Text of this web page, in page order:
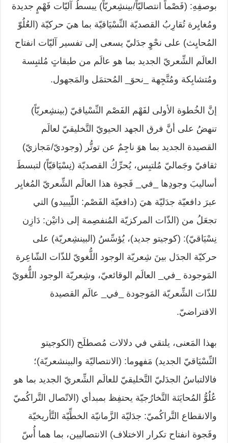
بوصفِهِ: (فَصْماً انتصاليّاً/بينشِعريّاً) يبسطُ آليّات فَهْمٍ جديدة
ومُغايِرة تُقارِبُ القصديّة النِّسْيَاقيّة بما هيَ حركيّة (العُلُوّ
المُحايِث) على نحْوٍ جدَليّ يسعى إلى تفسير آليّات انفتاح
العالَم الشِّعريّ الجديد بما هو عالَم من طبقاتٍ مُلتبِسة
ومُتشابِكة ومُتَّجِهة _نحوَ_ المُحتمَل والمَجهول.
إنَّ الخُطوة الأولى لفَهْم الفَصْم النِّسْياقيّ (بينشِعريّاً)
تنهضُ على أنَّ فرق الجهد الحيويّ التَّخليقيّ لعالَم
القصيدة الجديد بما هوَ ناجِمٌ عن توتُّر (وجوديّ/مَجازيّ)
ثقافيّ وجَماليّ مُلتبِس، يُحرِّكُ القصديّة (نِسْيَاقيّاً) لتبسطَ
أساليبَ وجودِها _في_ فَجوة هذا العالَم الشِّعريّ المُغايِر
عبرَ دافعيّة جدَليّة هيَ (دافعيّة الفَصْم: اللّيبيدو) التي
تجعَلُ من (الذّات المركزيّة المُنفصِمة إلى ذاتيْن: دَازِن
نِسْيَاقيّ): (كوجيتو جديد)، يُؤسِّسُ (البينشِعريّة) على
حركيّة الجدَل بينَ شِعريّة الوجود اللُّغويّ للذّات الشّاعِرة
المَوجودة _في_ العالَم الوقائعيّ، وشِعريّة الوجود اللُّغويّ
للذّات الشِّعريّة المَوجودة _في_ عالَم القصيدة
الافتراضيّ.
بهذا المَعنى، يلتقي في دلالات مُصطلَح (الكوجيتو
النِّسْيَاقيّ الجديد) مَفهوما: (الانتصاليّة والبينشعريّة)؛
فالالتباسُ الجدَليّ التَّخليقيّ للعالَم الشِّعريّ الجديد بما هو
عُلُوُّ المُحايَثة التَّخارُجيّة يحتفِظ بمبدأي (الاتّصال التَّراكُميّ
والانقطاع التَّراكُميّ: جدَليّة الزَّمانيّة الخطِّيّة التَّأريخيّة
وفَجوة انفتاح تكرار الاختلاف) الانتصاليين، بما هما أُسّ